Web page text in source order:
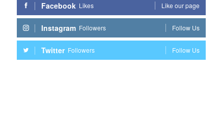
Facebook Likes Like our page
Instagram Followers Follow Us
Twitter Followers Follow Us